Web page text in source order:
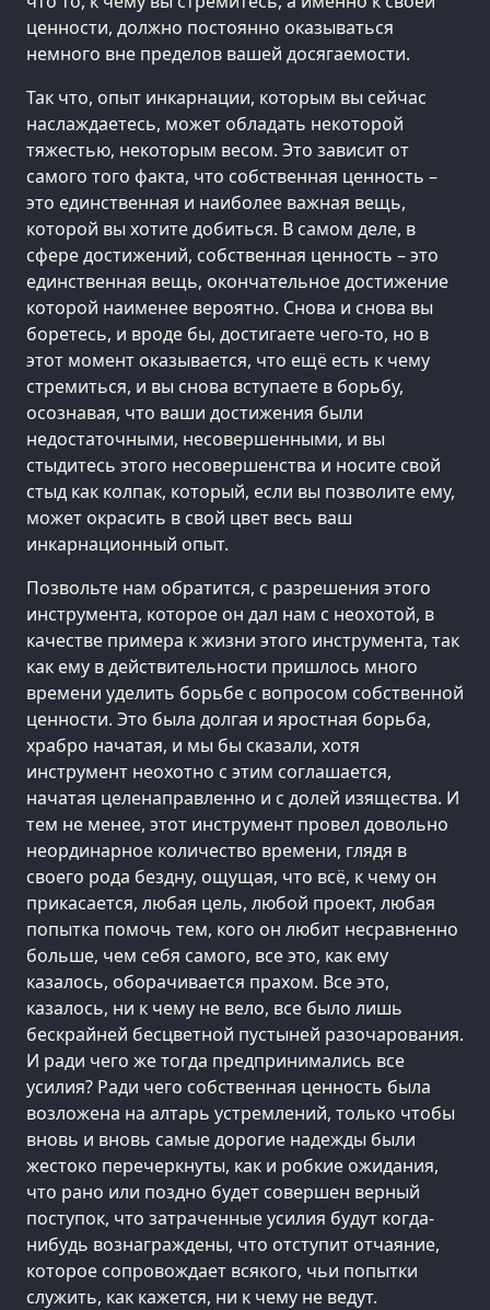
ценности, должно постоянно оказываться
немного вне пределов вашей досягаемости.
Так что, опыт инкарнации, которым вы сейчас
наслаждаетесь, может обладать некоторой
тяжестью, некоторым весом. Это зависит от
самого того факта, что собственная ценность –
это единственная и наиболее важная вещь,
которой вы хотите добиться. В самом деле, в
сфере достижений, собственная ценность – это
единственная вещь, окончательное достижение
которой наименее вероятно. Снова и снова вы
боретесь, и вроде бы, достигаете чего-то, но в
этот момент оказывается, что ещё есть к чему
стремиться, и вы снова вступаете в борьбу,
осознавая, что ваши достижения были
недостаточными, несовершенными, и вы
стыдитесь этого несовершенства и носите свой
стыд как колпак, который, если вы позволите ему,
может окрасить в свой цвет весь ваш
инкарнационный опыт.
Позвольте нам обратится, с разрешения этого
инструмента, которое он дал нам с неохотой, в
качестве примера к жизни этого инструмента, так
как ему в действительности пришлось много
времени уделить борьбе с вопросом собственной
ценности. Это была долгая и яростная борьба,
храбро начатая, и мы бы сказали, хотя
инструмент неохотно с этим соглашается,
начатая целенаправленно и с долей изящества. И
тем не менее, этот инструмент провел довольно
неординарное количество времени, глядя в
своего рода бездну, ощущая, что всё, к чему он
прикасается, любая цель, любой проект, любая
попытка помочь тем, кого он любит несравненно
больше, чем себя самого, все это, как ему
казалось, оборачивается прахом. Все это,
казалось, ни к чему не вело, все было лишь
бескрайней бесцветной пустыней разочарования.
И ради чего же тогда предпринимались все
усилия? Ради чего собственная ценность была
возложена на алтарь устремлений, только чтобы
вновь и вновь самые дорогие надежды были
жестоко перечеркнуты, как и робкие ожидания,
что рано или поздно будет совершен верный
поступок, что затраченные усилия будут когда-
нибудь вознаграждены, что отступит отчаяние,
которое сопровождает всякого, чьи попытки
служить, как кажется, ни к чему не ведут.